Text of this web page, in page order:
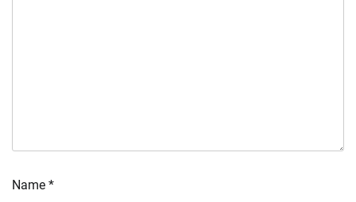
Name *